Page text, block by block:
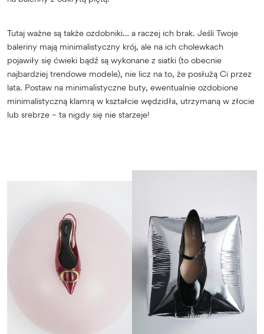
Tutaj ważne są także ozdobniki… a raczej ich brak. Jeśli Twoje
baleriny mają minimalistyczny krój, ale na ich cholewkach
pojawiły się ćwieki bądź są wykonane z siatki (to obecnie
najbardziej trendowe modele), nie licz na to, że posłużą Ci przez
lata. Postaw na minimalistyczne buty, ewentualnie ozdobione
minimalistyczną klamrą w kształcie wędzidła, utrzymaną w złocie
lub srebrze – ta nigdy się nie starzeje!